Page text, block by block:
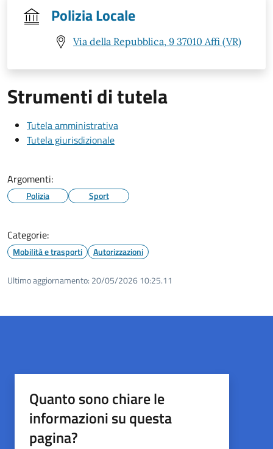
Polizia Locale
Via della Repubblica, 9 37010 Affi (VR)
Strumenti di tutela
Tutela amministrativa
Tutela giurisdizionale
Argomenti:
Polizia Sport
Categorie:
Mobilità e trasporti Autorizzazioni
Ultimo aggiornamento: 20/05/2026 10:25.11
Quanto sono chiare le
informazioni su questa
pagina?